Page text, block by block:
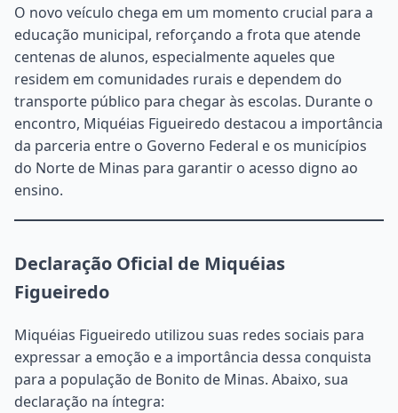
O novo veículo chega em um momento crucial para a
educação municipal, reforçando a frota que atende
centenas de alunos, especialmente aqueles que
residem em comunidades rurais e dependem do
transporte público para chegar às escolas. Durante o
encontro, Miquéias Figueiredo destacou a importância
da parceria entre o Governo Federal e os municípios
do Norte de Minas para garantir o acesso digno ao
ensino.
Declaração Oficial de Miquéias
Figueiredo
Miquéias Figueiredo utilizou suas redes sociais para
expressar a emoção e a importância dessa conquista
para a população de Bonito de Minas. Abaixo, sua
declaração na íntegra: